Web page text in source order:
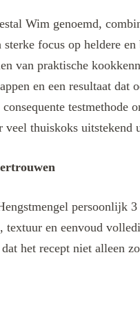
Wim genoemd,
sterke focus op heldere
van praktische
en een resultaat dat
testmethode
thuiskoks uitstekend
persoonlijk
textuur en eenvoud
het recept niet alleen